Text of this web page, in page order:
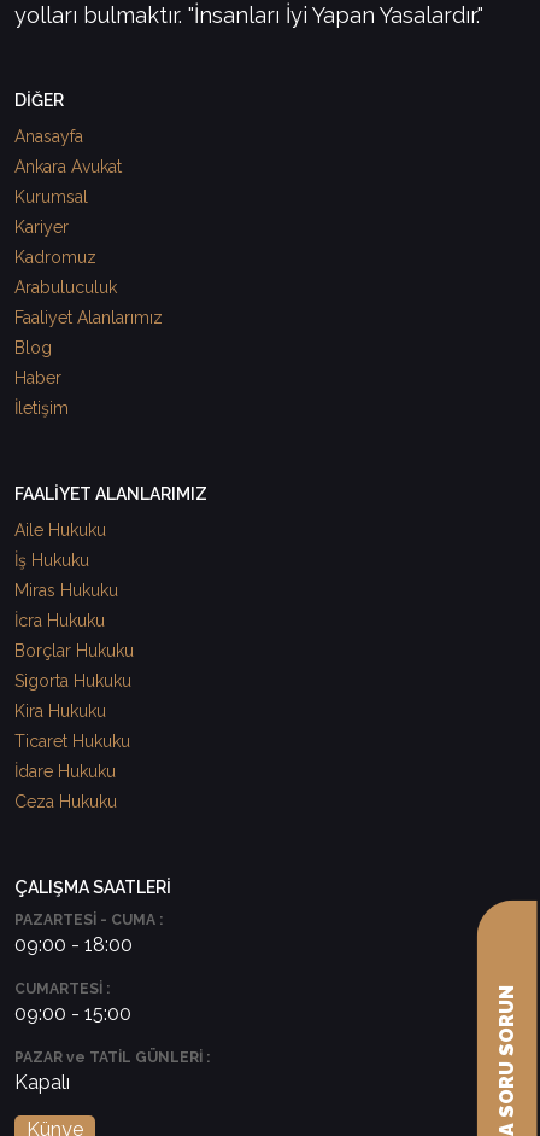
yolları bulmaktır. "İnsanları İyi Yapan Yasalardır."
DİĞER
Anasayfa
Ankara Avukat
Kurumsal
Kariyer
Kadromuz
Arabuluculuk
Faaliyet Alanlarımız
Blog
Haber
İletişim
FAALİYET ALANLARIMIZ
Aile Hukuku
İş Hukuku
Miras Hukuku
İcra Hukuku
Borçlar Hukuku
Sigorta Hukuku
Kira Hukuku
Ticaret Hukuku
İdare Hukuku
Ceza Hukuku
ÇALIŞMA SAATLERİ
PAZARTESİ - CUMA :
09:00 - 18:00
CUMARTESİ :
09:00 - 15:00
PAZAR ve TATİL GÜNLERİ :
Kapalı
Künye